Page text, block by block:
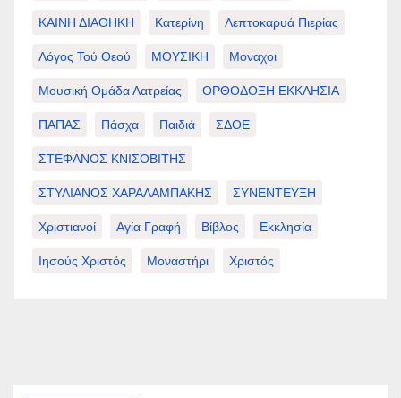
ΚΑΙΝΗ ΔΙΑΘΗΚΗ Κατερίνη Λεπτοκαρυά Πιερίας
Λόγος Τού Θεού ΜΟΥΣΙΚΗ Μοναχοι
Μουσική Ομάδα Λατρείας ΟΡΘΟΔΟΞΗ ΕΚΚΛΗΣΙΑ
ΠΑΠΑΣ Πάσχα Παιδιά ΣΔΟΕ
ΣΤΕΦΑΝΟΣ ΚΝΙΣΟΒΙΤΗΣ
ΣΤΥΛΙΑΝΟΣ ΧΑΡΑΛΑΜΠΑΚΗΣ ΣΥΝΕΝΤΕΥΞΗ
Χριστιανοί Αγία Γραφή Βίβλος Εκκλησία
Ιησούς Χριστός Μοναστήρι Χριστός